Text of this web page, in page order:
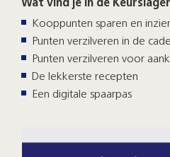
Wat vind je in de
Kooppunten sparen en
Punten verzilveren in de
Punten verzilveren voor
De lekkerste recepten
Een digitale spaarpas